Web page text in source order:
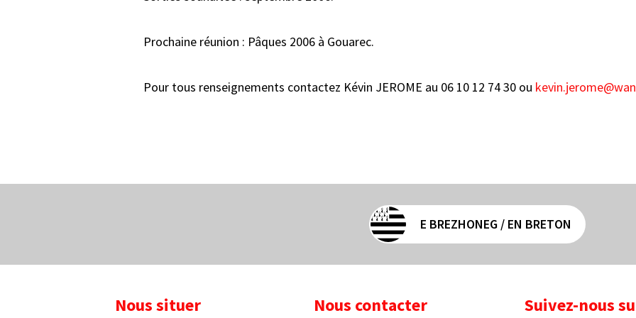
Prochaine réunion : Pâques 2006 à Gouarec.
Pour tous renseignements contactez Kévin JEROME au 06 10 12 74 30 ou
E BREZHONEG / EN BRETON
Nous situer Nous contacter Suivez-nous